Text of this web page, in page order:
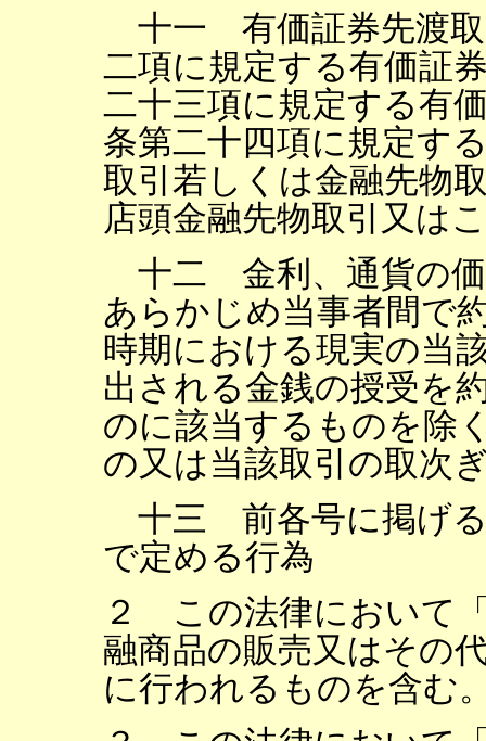
十一 有価証券先渡取
二項に規定する有価証
二十三項に規定する有
条第二十四項に規定す
取引若しくは金融先物
店頭金融先物取引又は
十二 金利、通貨の価
あらかじめ当事者間で
時期における現実の当
出される金銭の授受を
のに該当するものを除
の又は当該取引の取次
十三 前各号に掲げる
で定める行為
２ この法律において
融商品の販売又はその
に行われるものを含む